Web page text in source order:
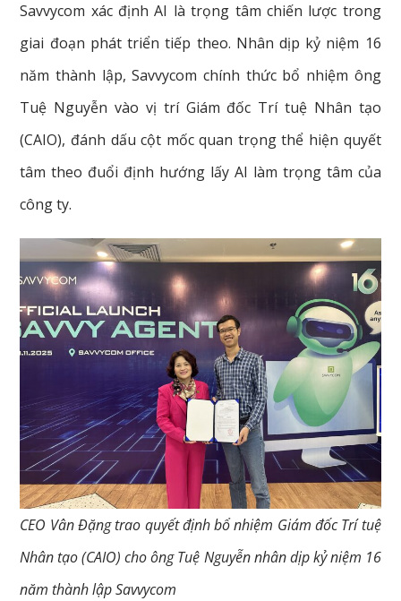
Savvycom xác định AI là trọng tâm chiến lược trong
giai đoạn phát triển tiếp theo. Nhân dịp kỷ niệm 16
năm thành lập, Savvycom chính thức bổ nhiệm ông
Tuệ Nguyễn vào vị trí Giám đốc Trí tuệ Nhân tạo
(CAIO), đánh dấu cột mốc quan trọng thể hiện quyết
tâm theo đuổi định hướng lấy AI làm trọng tâm của
công ty.
CEO Vân Đặng trao quyết định bổ nhiệm Giám đốc Trí tuệ
Nhân tạo (CAIO) cho ông Tuệ Nguyễn nhân dịp kỷ niệm 16
năm thành lập Savvycom